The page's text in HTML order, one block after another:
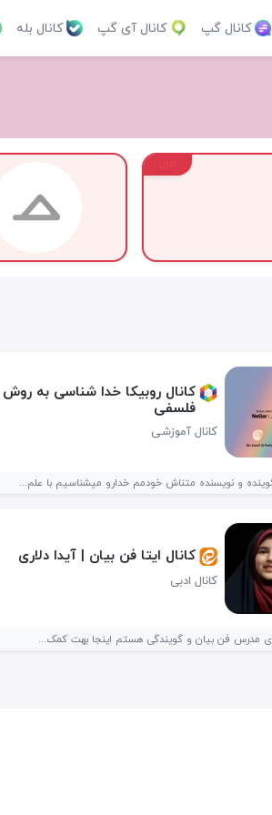
کانال گپ کانال آی گپ کانال بله
کانال روبیکا خدا شناسی به
فلسفی
کانال آموزشی
و نویسنده متناش خودمم خدارو میشناسیم با علم...
کانال ایتا فن بیان | آیدا دلاری
کانال ادبی
مدرس فن بیان و گویندگی هستم اینجا بهت کمک...